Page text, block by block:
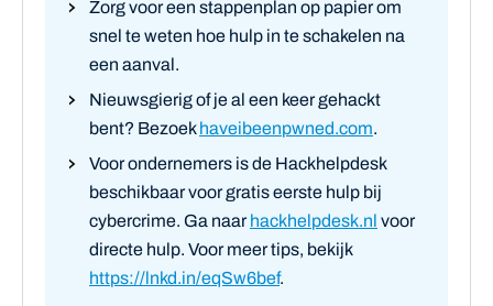
Zorg voor een stappenplan op papier om
snel te weten hoe hulp in te schakelen na
een aanval.
Nieuwsgierig of je al een keer gehackt
bent? Bezoekhaveibeenpwned.com.
Voor ondernemers is de Hackhelpdesk
beschikbaar voor gratis eerste hulp bij
cybercrime. Ga naarhackhelpdesk.nl voor
directe hulp. Voor meer tips, bekijk
https://lnkd.in/eqSw6bef.